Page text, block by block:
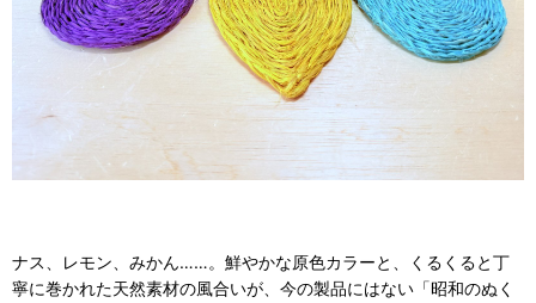
ナス、レモン、みかん……。鮮やかな原色カラーと、くるくると丁
寧に巻かれた天然素材の風合いが、今の製品にはない「昭和のぬく